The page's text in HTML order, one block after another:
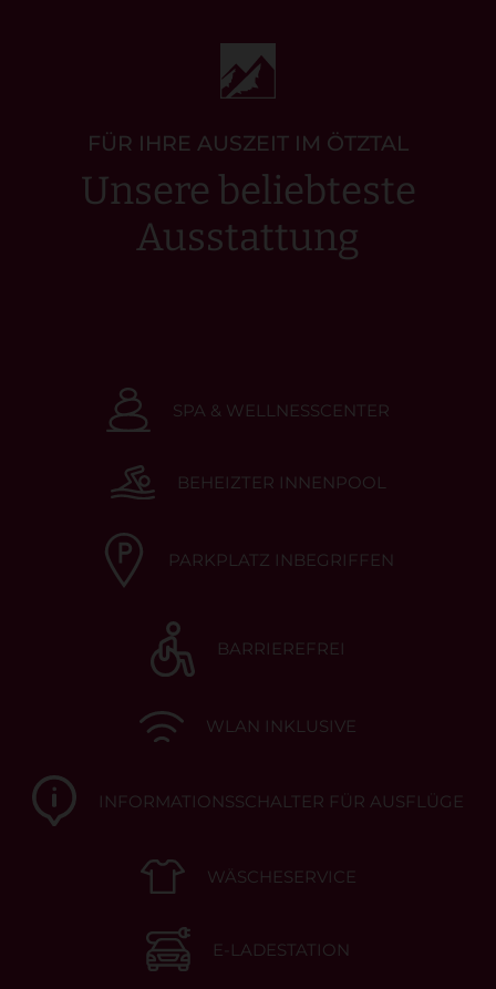
FÜR IHRE AUSZEIT IM ÖTZTAL
Unsere beliebteste
Ausstattung
SPA & WELLNESSCENTER
BEHEIZTER INNENPOOL
PARKPLATZ INBEGRIFFEN
BARRIEREFREI
WLAN INKLUSIVE
INFORMATIONSSCHALTER FÜR AUSFLÜGE
WÄSCHESERVICE
E-LADESTATION